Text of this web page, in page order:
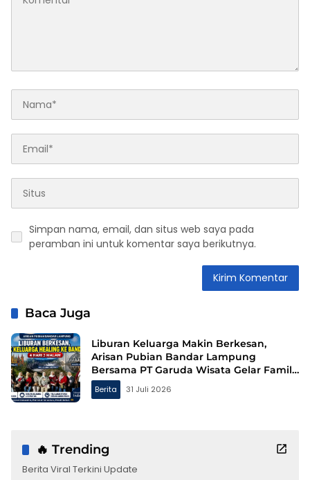
Simpan nama, email, dan situs web saya pada
peramban ini untuk komentar saya berikutnya.
Baca Juga
Liburan Keluarga Makin Berkesan,
Arisan Pubian Bandar Lampung
Bersama PT Garuda Wisata Gelar Family
Gathering ke Bandung
Berita 31 Juli 2026
🔥 Trending
Berita Viral Terkini Update